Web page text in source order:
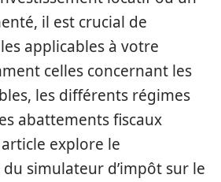
il est crucial de
applicables à votre
celles concernant les
les différents régimes
abattements fiscaux
explore le
simulateur d’impôt sur le